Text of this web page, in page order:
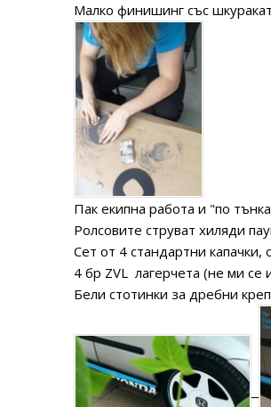
Малко финишинг със
Пак екипна работа и "по
Ролсовите струват хиляди
Сет от 4 стандартни
4 бр ZVL лагерчета (не ми се
Бели стотинки за дребни